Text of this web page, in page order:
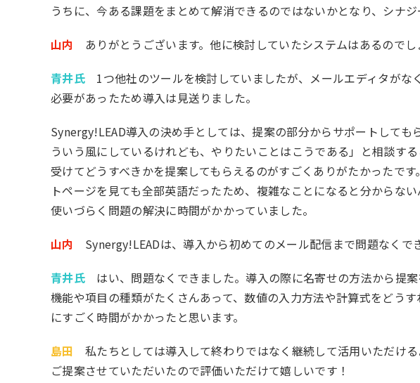
うちに、今ある課題をまとめて解消できるのではないかとなり、シナ
山内
ありがとうございます。他に検討していたシステムはあるのでし
青井氏1つ他社のツールを検討していましたが、メールエディタがな
必要があったため導入は見送りました。
Synergy!LEAD導入の決め手としては、提案の部分からサポートしても
ういう風にしているけれども、やりたいことはこうである」と相談す
受けてどうすべきかを提案してもらえるのがすごくありがたかったで
トページを見ても全部英語だったため、複雑なことになると分からな
使いづらく問題の解決に時間がかかっていました。
山内
Synergy!LEADは、導入から初めてのメール配信まで問題なくで
青井氏はい、問題なくできました。導入の際に名寄せの方法から提
機能や項目の種類がたくさんあって、数値の入力方法や計算式をどう
にすごく時間がかかったと思います。
島田 私たちとしては導入して終わりではなく継続して活用いただけ
ご提案させていただいたので評価いただけて嬉しいです！